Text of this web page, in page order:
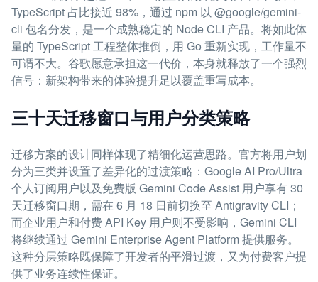
TypeScript 占比接近 98%，通过 npm 以 @google/gemini-
cli 包名分发，是一个成熟稳定的 Node CLI 产品。将如此体
量的 TypeScript 工程整体推倒，用 Go 重新实现，工作量不
可谓不大。谷歌愿意承担这一代价，本身就释放了一个强烈
信号：新架构带来的体验提升足以覆盖重写成本。
三十天迁移窗口与用户分类策略
迁移方案的设计同样体现了精细化运营思路。官方将用户划
分为三类并设置了差异化的过渡策略：Google AI Pro/Ultra
个人订阅用户以及免费版 Gemini Code Assist 用户享有 30
天迁移窗口期，需在 6 月 18 日前切换至 Antigravity CLI；
而企业用户和付费 API Key 用户则不受影响，Gemini CLI
将继续通过 Gemini Enterprise Agent Platform 提供服务。
这种分层策略既保障了开发者的平滑过渡，又为付费客户提
供了业务连续性保证。